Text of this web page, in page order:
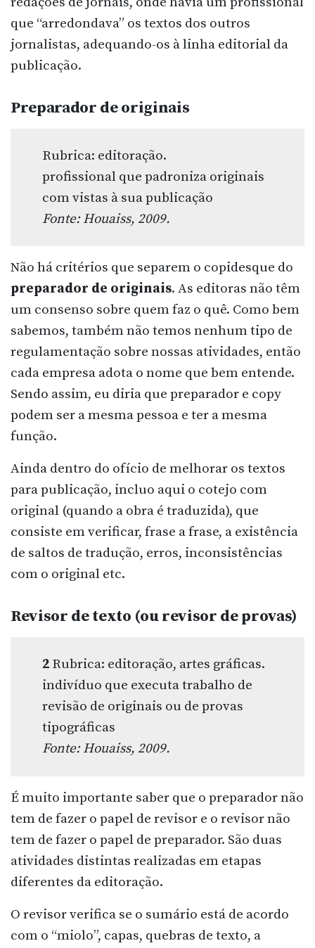
que “arredondava” os textos dos outros
jornalistas, adequando-os à linha editorial da
publicação.
Preparador de originais
Rubrica: editoração.
profissional que padroniza originais
com vistas à sua publicação
Fonte: Houaiss, 2009.
Não há critérios que separem o copidesque do
preparador de originais. As editoras não têm
um consenso sobre quem faz o quê. Como bem
sabemos, também não temos nenhum tipo de
regulamentação sobre nossas atividades, então
cada empresa adota o nome que bem entende.
Sendo assim, eu diria que preparador e copy
podem ser a mesma pessoa e ter a mesma
função.
Ainda dentro do ofício de melhorar os textos
para publicação, incluo aqui o cotejo com
original (quando a obra é traduzida), que
consiste em verificar, frase a frase, a existência
de saltos de tradução, erros, inconsistências
com o original etc.
Revisor de texto (ou revisor de provas)
2 Rubrica: editoração, artes gráficas.
indivíduo que executa trabalho de
revisão de originais ou de provas
tipográficas
Fonte: Houaiss, 2009.
É muito importante saber que o preparador não
tem de fazer o papel de revisor e o revisor não
tem de fazer o papel de preparador. São duas
atividades distintas realizadas em etapas
diferentes da editoração.
O revisor verifica se o sumário está de acordo
com o “miolo”, capas, quebras de texto, a